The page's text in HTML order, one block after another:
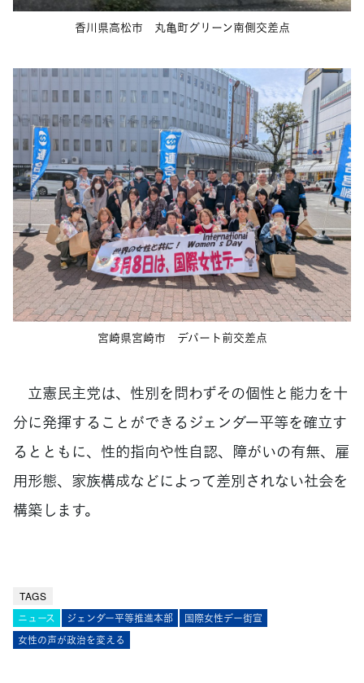
香川県高松市 丸亀町グリーン南側交差点
宮崎県宮崎市 デパート前交差点
立憲民主党は、性別を問わずその個性と能力を十
分に発揮することができるジェンダー平等を確立す
るとともに、性的指向や性自認、障がいの有無、雇
用形態、家族構成などによって差別されない社会を
構築します。
TAGS
ニュース ジェンダー平等推進本部
国際女性デー街宣
女性の声が政治を変える